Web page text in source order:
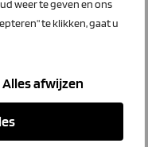
weer te geven en ons
te klikken, gaat u
Alles afwijzen
gevolgen
om te